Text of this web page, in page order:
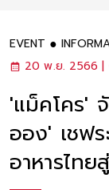
EVENT
20 พ.ย. 2566 |
'แม็คโคร'
ออง' เชฟ
อาหารไทย